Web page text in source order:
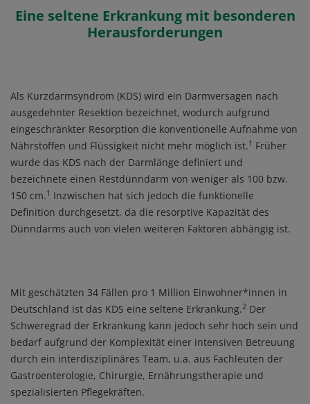
Eine seltene Erkrankung mit besonderen
Herausforderungen
Als Kurzdarmsyndrom (KDS) wird ein Darmversagen nach
ausgedehnter Resektion bezeichnet, wodurch aufgrund
eingeschränkter Resorption die konventionelle Aufnahme von
Nährstoffen und Flüssigkeit nicht mehr möglich ist.1 Früher
wurde das KDS nach der Darmlänge definiert und
bezeichnete einen Restdünndarm von weniger als 100 bzw.
150 cm.1 Inzwischen hat sich jedoch die funktionelle
Definition durchgesetzt, da die resorptive Kapazität des
Dünndarms auch von vielen weiteren Faktoren abhängig ist.
Mit geschätzten 34 Fällen pro 1 Million Einwohner*innen in
Deutschland ist das KDS eine seltene Erkrankung.2 Der
Schweregrad der Erkrankung kann jedoch sehr hoch sein und
bedarf aufgrund der Komplexität einer intensiven Betreuung
durch ein interdisziplinäres Team, u.a. aus Fachleuten der
Gastroenterologie, Chirurgie, Ernährungstherapie und
spezialisierten Pflegekräften.